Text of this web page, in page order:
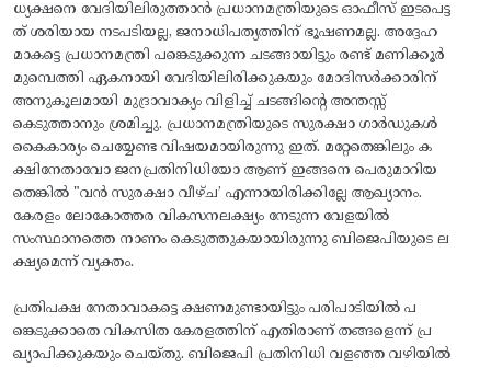
ധ്യക്ഷനെ വേദിയിലിരുത്താൻ പ്രധാനമന്ത്രിയുടെ ഓഫീസ് ഇടപെട്ട
ത് ശരിയായ നടപടിയല്ല, ജനാധിപത്യത്തിന് ഭൂഷണമല്ല. അദ്ദേഹ
മാകട്ടെ പ്രധാനമന്ത്രി പങ്കെടുക്കുന്ന ചടങ്ങായിട്ടും രണ്ട് മണിക്കൂർ
മുമ്പെത്തി ഏകനായി വേദിയിലിരിക്കുകയും മോദിസർക്കാരിന്
അനുകൂലമായി മുദ്രാവാക്യം വിളിച്ച് ചടങ്ങിന്റെ അന്തസ്സ്
കെടുത്താനും ശ്രമിച്ചു. പ്രധാനമന്ത്രിയുടെ സുരക്ഷാ ഗാർഡുകൾ
കൈകാര്യം ചെയ്യേണ്ട വിഷയമായിരുന്നു ഇത്. മറ്റേതെങ്കിലും ക
ക്ഷിനേതാവോ ജനപ്രതിനിധിയോ ആണ് ഇങ്ങനെ പെരുമാറിയ
തെങ്കിൽ "വൻ സുരക്ഷാ വീഴ്ച’ എന്നായിരിക്കില്ലേ ആഖ്യാനം.
കേരളം ലോകോത്തര വികസനലക്ഷ്യം നേടുന്ന വേളയിൽ
സംസ്ഥാനത്തെ നാണം കെടുത്തുകയായിരുന്നു ബിജെപിയുടെ ല
ക്ഷ്യമെന്ന് വ്യക്തം.
പ്രതിപക്ഷ നേതാവാകട്ടെ ക്ഷണമുണ്ടായിട്ടും പരിപാടിയിൽ പ
ങ്കെടുക്കാതെ വികസിത കേരളത്തിന് എതിരാണ് തങ്ങളെന്ന് പ്ര
ഖ്യാപിക്കുകയും ചെയ്തു. ബിജെപി പ്രതിനിധി വളഞ്ഞ വഴിയിൽ